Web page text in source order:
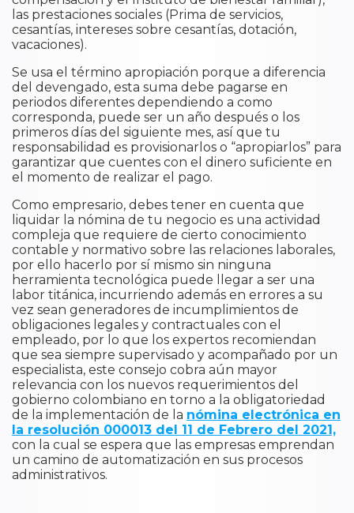
las prestaciones sociales (Prima de servicios,
cesantías, intereses sobre cesantías, dotación,
vacaciones).
Se usa el término apropiación porque a diferencia
del devengado, esta suma debe pagarse en
periodos diferentes dependiendo a como
corresponda, puede ser un año después o los
primeros días del siguiente mes, así que tu
responsabilidad es provisionarlos o “apropiarlos” para
garantizar que cuentes con el dinero suficiente en
el momento de realizar el pago.
Como empresario, debes tener en cuenta que
liquidar la nómina de tu negocio es una actividad
compleja que requiere de cierto conocimiento
contable y normativo sobre las relaciones laborales,
por ello hacerlo por sí mismo sin ninguna
herramienta tecnológica puede llegar a ser una
labor titánica, incurriendo además en errores a su
vez sean generadores de incumplimientos de
obligaciones legales y contractuales con el
empleado, por lo que los expertos recomiendan
que sea siempre supervisado y acompañado por un
especialista, este consejo cobra aún mayor
relevancia con los nuevos requerimientos del
gobierno colombiano en torno a la obligatoriedad
de la implementación de la nómina electrónica en
la resolución 000013 del 11 de Febrero del 2021,
con la cual se espera que las empresas emprendan
un camino de automatización en sus procesos
administrativos.